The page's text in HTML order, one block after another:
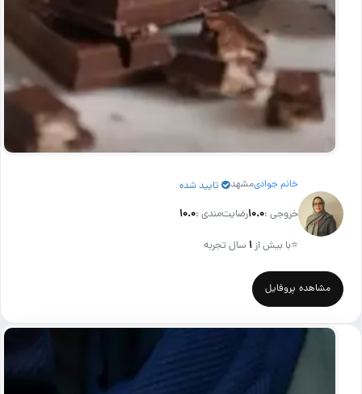
خانم جوادیمشهد تایید شده
خروجی :۱۰.۰رضایت‌مندی :۱۰.۰
⭐با بیش از۱ سال تجربه
مشاهده پروفایل